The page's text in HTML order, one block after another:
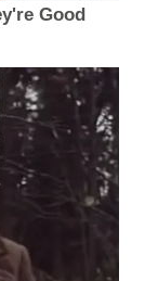
Good